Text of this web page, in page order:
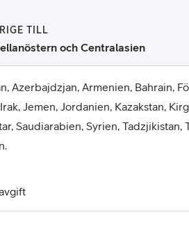
Watch
4G/
TILL
och Centralasien
Azerbajdzjan, Armenien, Bahrain,
Jemen, Jordanien, Kazakstan,
Saudiarabien, Syrien, Tadzjikistan,